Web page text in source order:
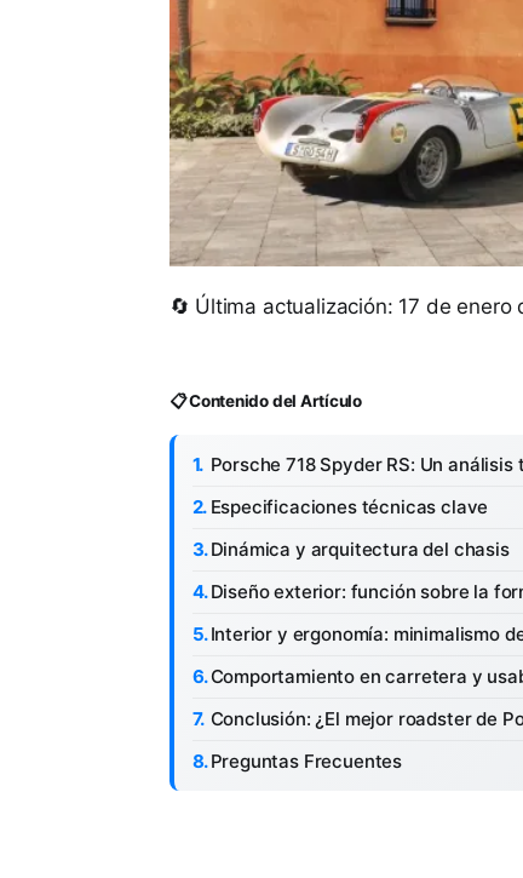
🔄 Última actualización: 17 de enero
📋 Contenido del Artículo
Porsche 718 Spyder RS: Un
Especificaciones técnicas clave
Dinámica y arquitectura del chasis
Diseño exterior: función sobre la
Interior y ergonomía: minimalismo
Comportamiento en carretera y
Conclusión: ¿El mejor roadster de
Preguntas Frecuentes